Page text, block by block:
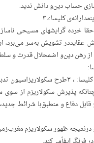
حساب‌ دین‌و دانش‌ ندید.
خرده‌ گرایشهای‌ مسیحی‌
تشویش‌ به‌سر می‌برد،
از رهن‌ دین‌و اضمحلال‌ قدرت‌ و
۱ه) رقابت‌ قدرت‌ میان‌ امپراطوران‌ از سویی‌ و، دانشمداران‌
پذیرش‌ سکولاریزم‌ از
دفاع‌ و منطبق‌با شرائط‌
ظهور سکولاریزم‌